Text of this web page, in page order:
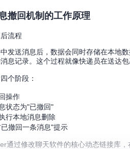
撤回机制的工作原理
流程
发送消息后，数据会同时存储在本地
息记录。这个过程就像快递员在送达
个阶段：
操作
状态为"已撤回"
行本地消息删除
撤回一条消息"提示
通过修改聊天软件的核心动态链接库